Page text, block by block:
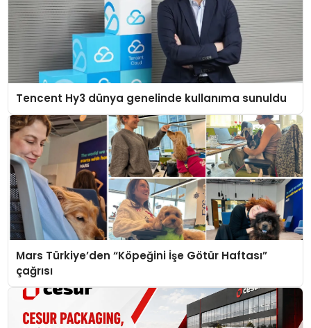
Tencent Hy3 dünya genelinde kullanıma sunuldu
Mars Türkiye’den “Köpeğini İşe Götür Haftası”
çağrısı